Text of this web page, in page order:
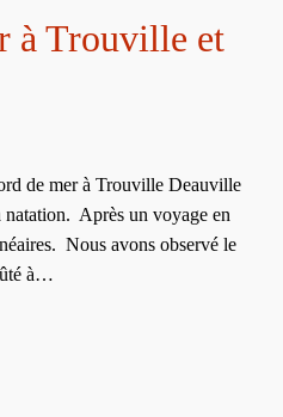
à Trouville et
de mer à Trouville Deauville
Après un voyage en
Nous avons observé le
à…